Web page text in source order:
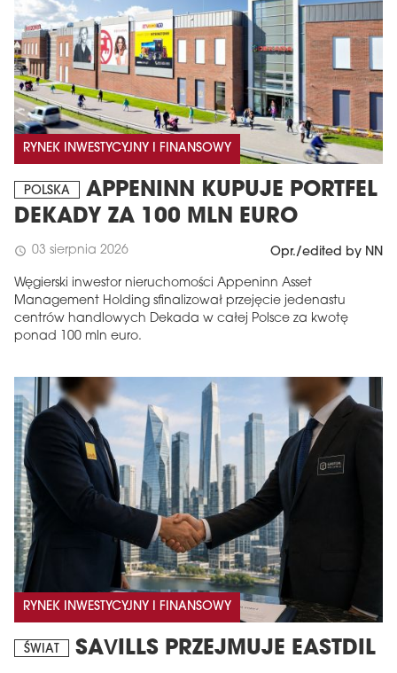
RYNEK INWESTYCYJNY I FINANSOWY
POLSKA
APPENINN KUPUJE PORTFEL
DEKADY ZA 100 MLN EURO
schedule 03 sierpnia 2026 Opr./edited by NN
Węgierski inwestor nieruchomości Appeninn Asset
Management Holding sfinalizował przejęcie jedenastu
centrów handlowych Dekada w całej Polsce za kwotę
ponad 100 mln euro.
RYNEK INWESTYCYJNY I FINANSOWY
ŚWIAT SAVILLS PRZEJMUJE EASTDIL